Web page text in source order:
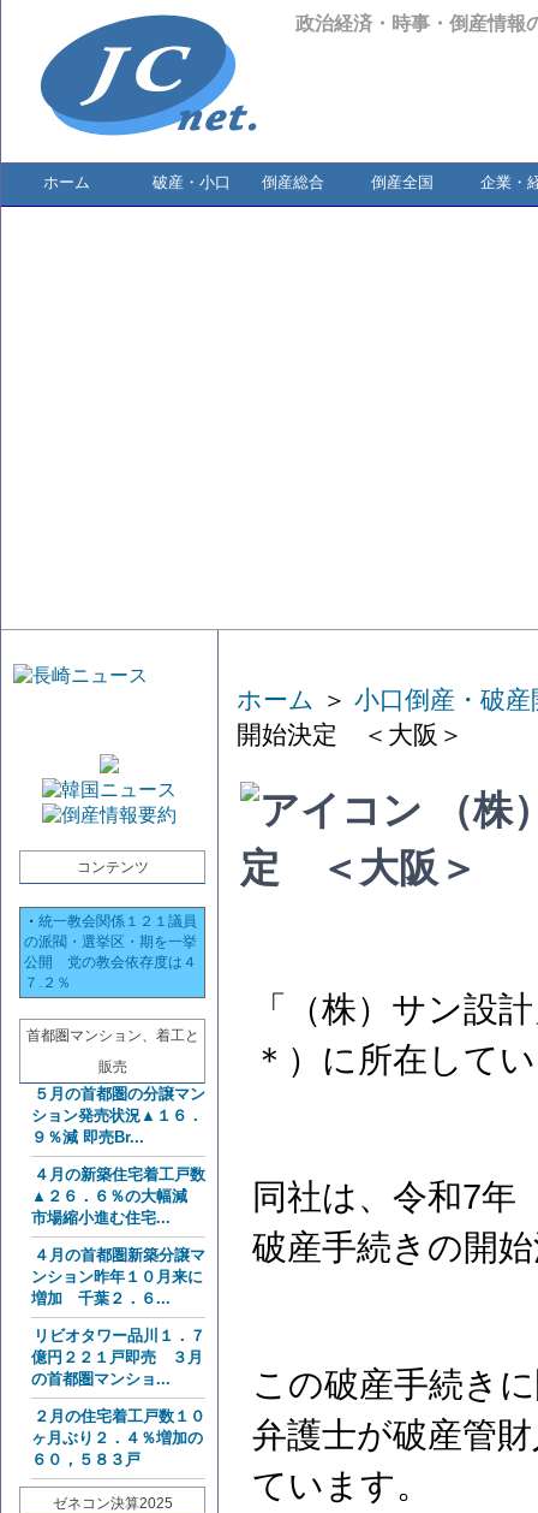
政治経済・時事・倒産情報
ホーム 破産・小口 倒産総合 倒産全国 企業・
コンテンツ
・ 統一教会関係１２１議員
の派閥・選挙区・期を一挙
公開 党の教会依存度は４
７.２％
首都圏マンション、着工と
販売
５月の首都圏の分譲マン
ション発売状況▲１６．
９％減 即売Br...
４月の新築住宅着工戸数
▲２６．６％の大幅減
市場縮小進む住宅...
４月の首都圏新築分譲マ
ンション昨年１０月来に
増加 千葉２．６...
リビオタワー品川１．７
億円２２１戸即売 ３月
の首都圏マンショ...
２月の住宅着工戸数１０
ヶ月ぶり２．４％増加の
６０，５８３戸
ゼネコン決算2025
ホーム ＞ 小口倒産・破産
開始決定 ＜大阪＞
（株
定 ＜大阪＞
「（株）サン設
＊）に所在して
同社は、令和7年
破産手続きの開
この破産手続き
弁護士が破産管
ています。